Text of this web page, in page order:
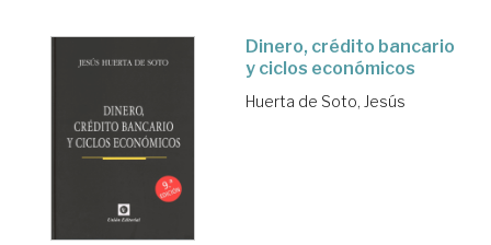
Dinero, crédito bancario
y ciclos económicos
Huerta de Soto, Jesús